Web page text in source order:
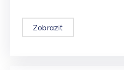
Zobraziť